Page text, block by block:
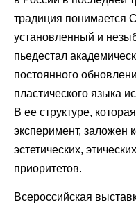
традиция понимается
установленный и
пьедестал
постоянного
пластического языка
В ее структуре,
эксперимент, заложен
эстетических,
приоритетов.
Всероссийская